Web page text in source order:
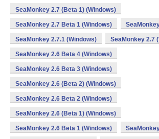
SeaMonkey 2.7 (Beta 1) (Windows)
SeaMonkey 2.7 Beta 1 (Windows)
SeaMonkey 2.7.1 (Windows) SeaMonkey 2.7
SeaMonkey 2.6 Beta 4 (Windows)
SeaMonkey 2.6 Beta 3 (Windows)
SeaMonkey 2.6 (Beta 2) (Windows)
SeaMonkey 2.6 Beta 2 (Windows)
SeaMonkey 2.6 (Beta 1) (Windows)
SeaMonkey 2.6 Beta 1 (Windows)